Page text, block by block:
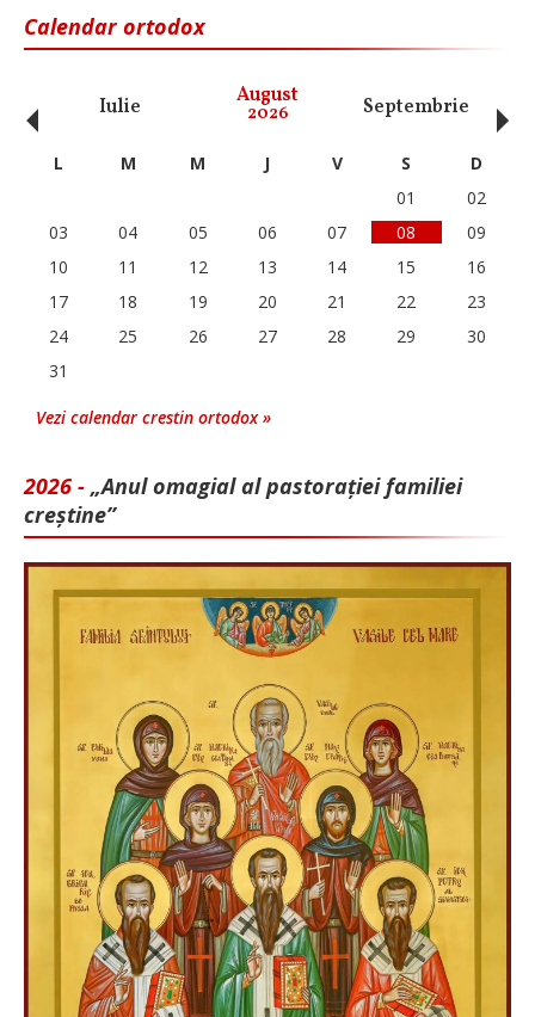
Calendar ortodox
Iulie August
2026 Septembrie
‹ L M M J V S
D
01
02
03
04 05 06 07 08
09
10
11 12 13 14 15
16
17
18 19 20 21 22
23
24
25 26 27 28 29
30
31
Vezi calendar crestin ortodox »
2026 - „Anul omagial al pastorației familiei
creștine”